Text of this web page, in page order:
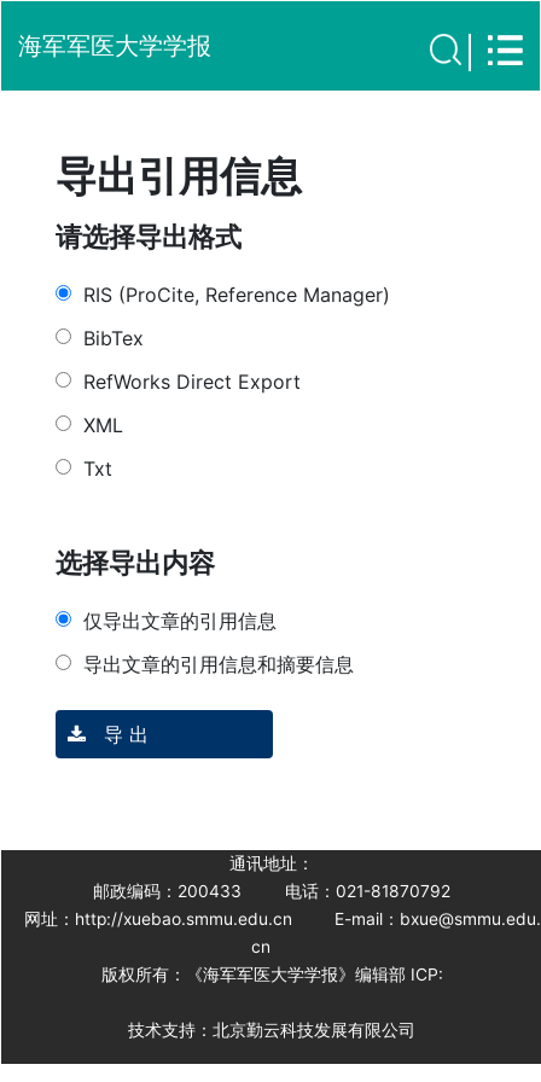
海军军医大学学报
导出引用信息
请选择导出格式
RIS (ProCite, Reference Manager)
BibTex
RefWorks Direct Export
XML
Txt
选择导出内容
仅导出文章的引用信息
导出文章的引用信息和摘要信息
导 出
通讯地址：
邮政编码：200433
电话：021-81870792
网址：http://xuebao.smmu.edu.cn
E-mail：bxue@smmu.edu.
cn
版权所有：《海军军医大学学报》编辑部 ICP:
技术支持：北京勤云科技发展有限公司